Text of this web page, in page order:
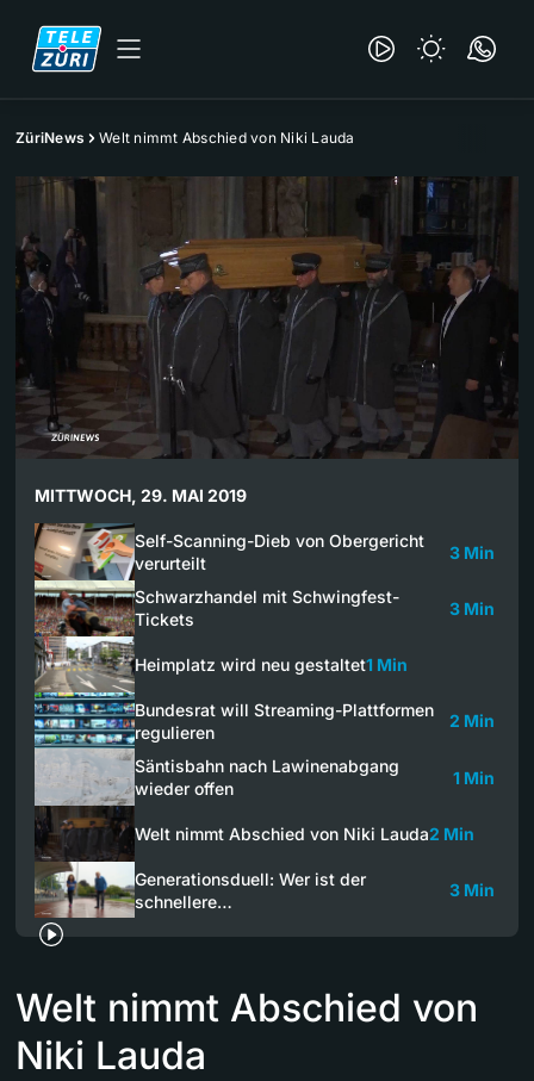
ZüriNews Welt nimmt Abschied von Niki Lauda
MITTWOCH, 29. MAI 2019
Self-Scanning-Dieb von Obergericht
verurteilt
3 Min
Schwarzhandel mit Schwingfest-
Tickets
3 Min
Heimplatz wird neu gestaltet1 Min
Bundesrat will Streaming-Plattformen
regulieren
2 Min
Säntisbahn nach Lawinenabgang
wieder offen
1 Min
Welt nimmt Abschied von Niki Lauda2 Min
Generationsduell: Wer ist der
schnellere…
3 Min
Welt nimmt Abschied von
Niki Lauda